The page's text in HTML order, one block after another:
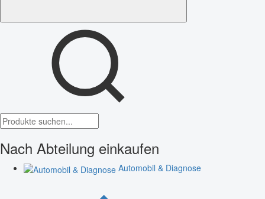
Nach Abteilung einkaufen
Automobil & Diagnose